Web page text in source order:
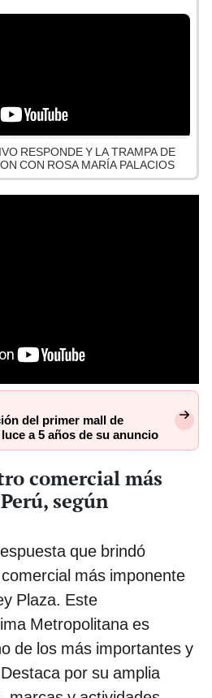
RESPONDE Y LA TRAMPA DE
CON ROSA MARÍA PALACIOS
del primer mall de
a 5 años de su anuncio
comercial más
según
que brindó
más imponente
Plaza. Este
Metropolitana es
de los más importantes y
por su amplia